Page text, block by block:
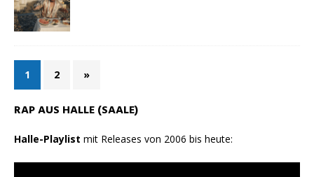
1 2 »
RAP AUS HALLE (SAALE)
Halle-Playlist mit Releases von 2006 bis heute: